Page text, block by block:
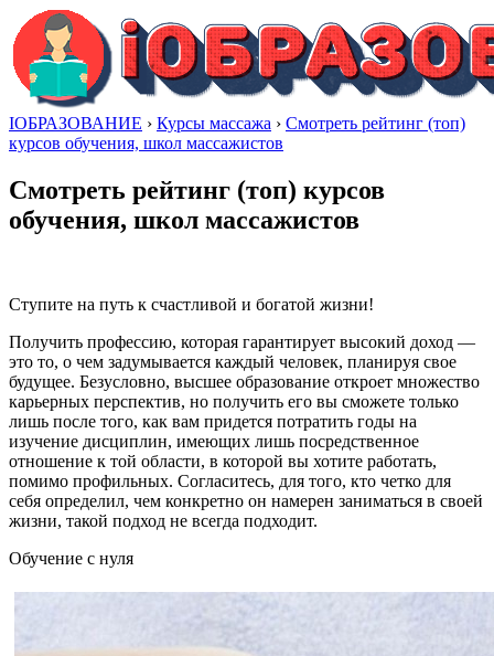
IОБРАЗОВАНИЕ › Курсы массажа › Смотреть рейтинг (топ)
курсов обучения, школ массажистов
Смотреть рейтинг (топ) курсов
обучения, школ массажистов
Ступите на путь к счастливой и богатой жизни!
Получить профессию, которая гарантирует высокий доход —
это то, о чем задумывается каждый человек, планируя свое
будущее. Безусловно, высшее образование откроет множество
карьерных перспектив, но получить его вы сможете только
лишь после того, как вам придется потратить годы на
изучение дисциплин, имеющих лишь посредственное
отношение к той области, в которой вы хотите работать,
помимо профильных. Согласитесь, для того, кто четко для
себя определил, чем конкретно он намерен заниматься в своей
жизни, такой подход не всегда подходит.
Обучение с нуля